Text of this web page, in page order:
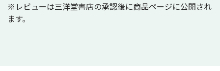
※レビューは三洋堂書店の承認後に商品ページに公開され
ます。